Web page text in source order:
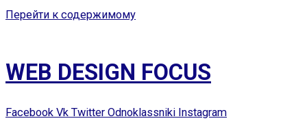
Перейти к содержимому
WEB DESIGN FOCUS
Facebook Vk Twitter Odnoklassniki Instagram